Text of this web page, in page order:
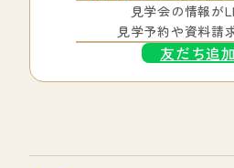
見学会の情報が
見学予約や資料請
友だち追加